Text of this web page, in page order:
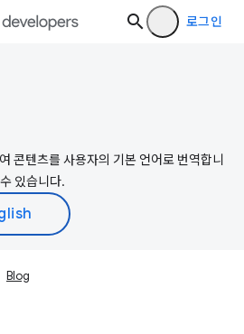
로그인
콘텐츠를 사용자의 기본 언어로 번역합니
있습니다.
Blog